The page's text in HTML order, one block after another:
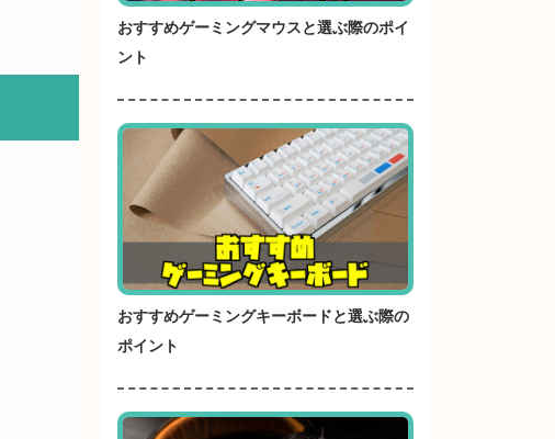
おすすめゲーミングマウスと選ぶ際のポイ
ント
おすすめゲーミングキーボードと選ぶ際の
ポイント